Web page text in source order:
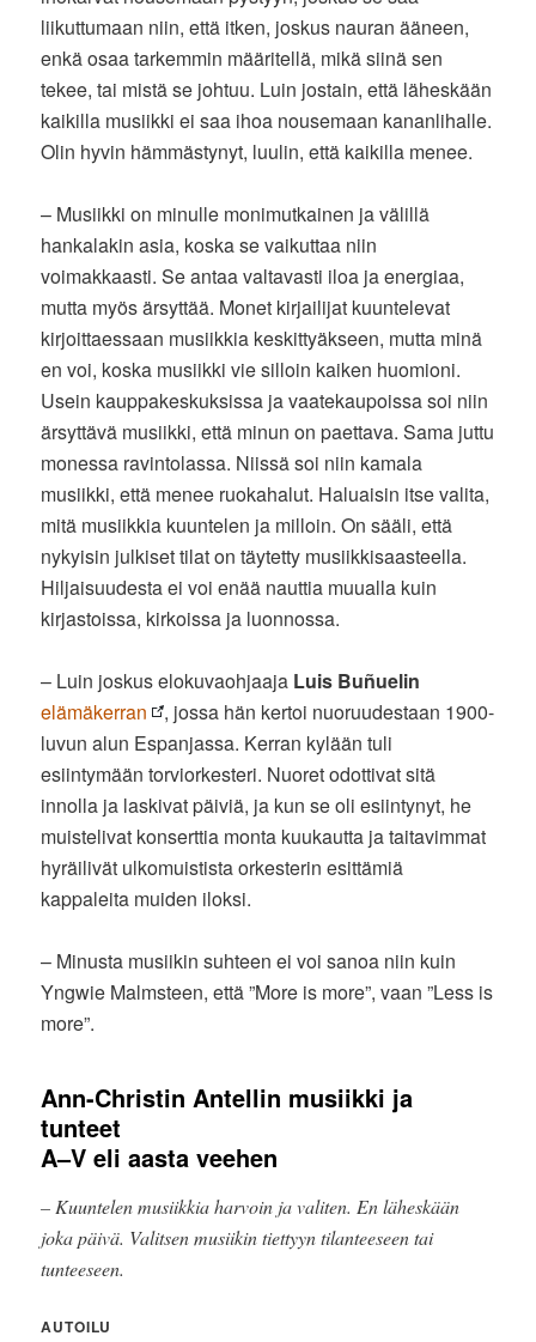
liikuttumaan niin, että itken, joskus nauran ääneen,
enkä osaa tarkemmin määritellä, mikä siinä sen
tekee, tai mistä se johtuu. Luin jostain, että läheskään
kaikilla musiikki ei saa ihoa nousemaan kananlihalle.
Olin hyvin hämmästynyt, luulin, että kaikilla menee.
– Musiikki on minulle monimutkainen ja välillä
hankalakin asia, koska se vaikuttaa niin
voimakkaasti. Se antaa valtavasti iloa ja energiaa,
mutta myös ärsyttää. Monet kirjailijat kuuntelevat
kirjoittaessaan musiikkia keskittyäkseen, mutta minä
en voi, koska musiikki vie silloin kaiken huomioni.
Usein kauppakeskuksissa ja vaatekaupoissa soi niin
ärsyttävä musiikki, että minun on paettava. Sama juttu
monessa ravintolassa. Niissä soi niin kamala
musiikki, että menee ruokahalut. Haluaisin itse valita,
mitä musiikkia kuuntelen ja milloin. On sääli, että
nykyisin julkiset tilat on täytetty musiikkisaasteella.
Hiljaisuudesta ei voi enää nauttia muualla kuin
kirjastoissa, kirkoissa ja luonnossa.
– Luin joskus elokuvaohjaaja Luis Buñuelin
elämäkerran
, jossa hän kertoi nuoruudestaan 1900-
luvun alun Espanjassa. Kerran kylään tuli
esiintymään torviorkesteri. Nuoret odottivat sitä
innolla ja laskivat päiviä, ja kun se oli esiintynyt, he
muistelivat konserttia monta kuukautta ja taitavimmat
hyräilivät ulkomuistista orkesterin esittämiä
kappaleita muiden iloksi.
– Minusta musiikin suhteen ei voi sanoa niin kuin
Yngwie Malmsteen, että ”More is more”, vaan ”Less is
more”.
Ann-Christin Antellin musiikki ja
tunteet
A–V eli aasta veehen
– Kuuntelen musiikkia harvoin ja valiten. En läheskään
joka päivä. Valitsen musiikin tiettyyn tilanteeseen tai
tunteeseen.
AUTOILU